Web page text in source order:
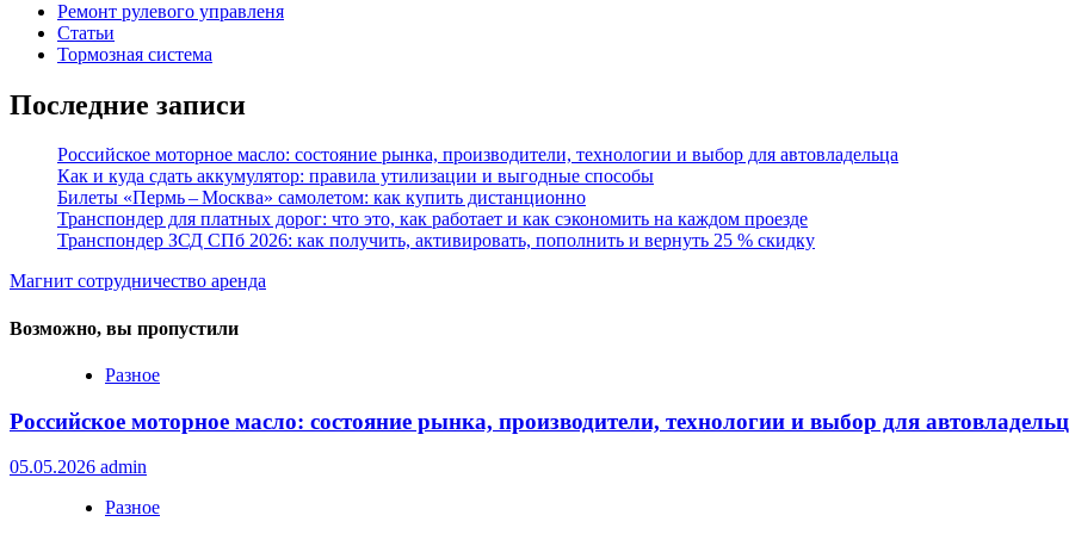
Ремонт рулевого управленя
Статьи
Тормозная система
Последние записи
Российское моторное масло: состояние рынка, производители, технологии и выбор для автовладельца
Как и куда сдать аккумулятор: правила утилизации и выгодные способы
Билеты «Пермь – Москва» самолетом: как купить дистанционно
Транспондер для платных дорог: что это, как работает и как сэкономить на каждом проезде
Транспондер ЗСД СПб 2026: как получить, активировать, пополнить и вернуть 25 % скидку
Магнит сотрудничество аренда
Возможно, вы пропустили
Разное
Российское моторное масло: состояние рынка, производители, технологии и выбор для
05.05.2026 admin
Разное